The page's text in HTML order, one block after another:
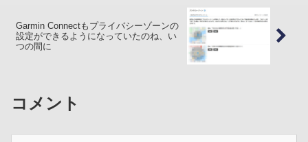
Garmin Connectもプライバシーゾーンの
設定ができるようになっていたのね、い
つの間に
コメント